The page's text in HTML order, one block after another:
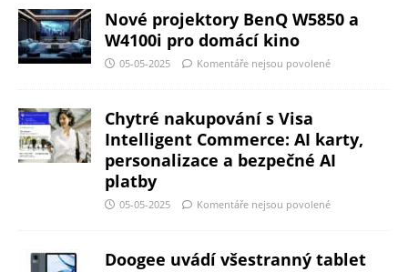
Nové projektory BenQ W5850 a
W4100i pro domácí kino
05-05-2025 Komentáře nejsou povolené
Chytré nakupování s Visa
Intelligent Commerce: AI karty,
personalizace a bezpečné AI
platby
05-05-2025 Komentáře nejsou povolené
Doogee uvádí všestranný tablet